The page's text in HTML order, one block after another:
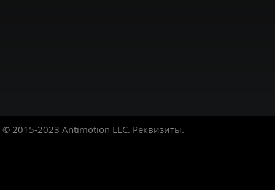
© 2015-2023 Antimotion LLC. Реквизиты.